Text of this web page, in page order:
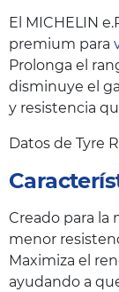
El MICHELIN
premium para
Prolonga el
disminuye el
y resistencia
Datos de Tyre
Creado para la
menor
Maximiza el
ayudando a